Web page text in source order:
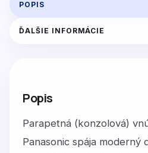
POPIS
ĎALŠIE INFORMÁCIE
Popis
Parapetná (konzolová)
Panasonic spája moderný